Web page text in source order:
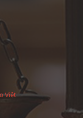
Việt